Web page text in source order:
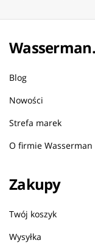
Blog
Nowości
Strefa marek
O firmie Wasserman
Zakupy
Twój koszyk
Wysyłka